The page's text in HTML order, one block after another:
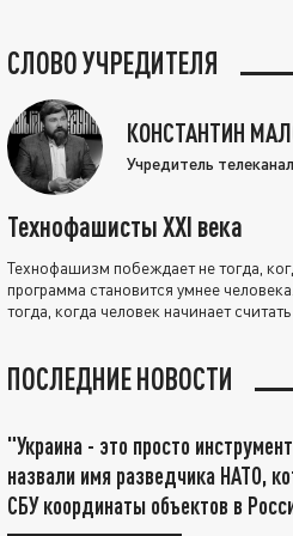
СЛОВО УЧРЕДИТЕЛЯ
КОНСТАНТИН
Учредитель
Технофашисты XXI века
Технофашизм побеждает не тогда,
программа становится умнее
тогда, когда человек начинает
ПОСЛЕДНИЕ НОВОСТИ
"Украина - это просто
назвали имя разведчика НАТО,
СБУ координаты объектов в